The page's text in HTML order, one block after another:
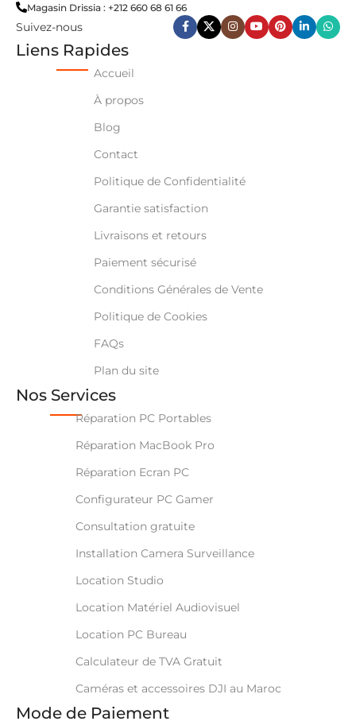
Magasin Drissia : +212 660 68 61 66
Suivez-nous
Liens Rapides
Accueil
À propos
Blog
Contact
Politique de Confidentialité
Garantie satisfaction
Livraisons et retours
Paiement sécurisé
Conditions Générales de Vente
Politique de Cookies
FAQs
Plan du site
Nos Services
Réparation PC Portables
Réparation MacBook Pro
Réparation Ecran PC
Configurateur PC Gamer
Consultation gratuite
Installation Camera Surveillance
Location Studio
Location Matériel Audiovisuel
Location PC Bureau
Calculateur de TVA Gratuit
Caméras et accessoires DJI au Maroc
Mode de Paiement